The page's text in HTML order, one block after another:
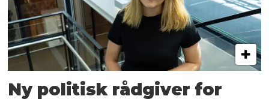
Ny politisk rådgiver for